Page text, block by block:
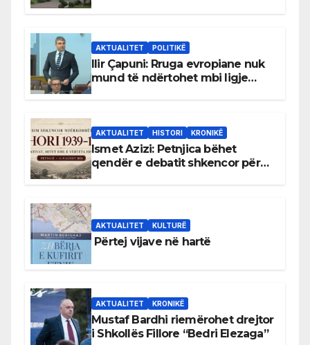
AKTUALITET POLITIKË
Ilir Çapuni: Rruga evropiane nuk
mund të ndërtohet mbi ligje
AKTUALITET HISTORI KRONIKË
Ismet Azizi: Petnjica bëhet
qendër e debatit shkencor për
AKTUALITET KULTURË
Përtej vijave në hartë
AKTUALITET KRONIKË
Mustaf Bardhi riemërohet drejtor
i Shkollës Fillore “Bedri Elezaga”